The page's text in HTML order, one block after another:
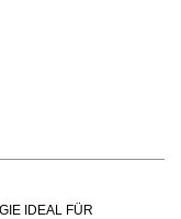
IDEAL FÜR